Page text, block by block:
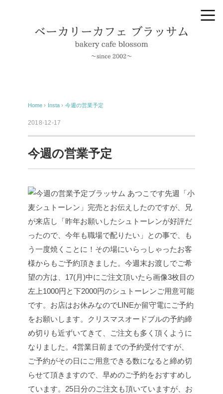
Home › Insta › 今週の営業予定
2018-12-17
今週の営業予定